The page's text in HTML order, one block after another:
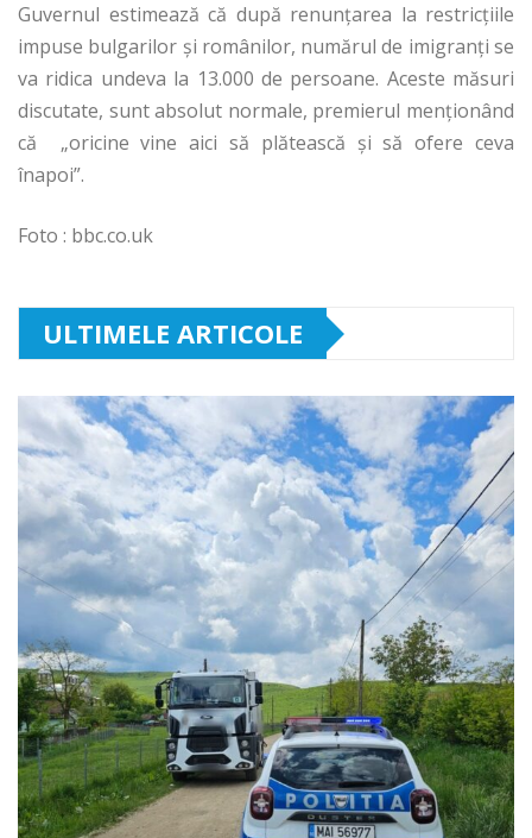
Guvernul estimează că după renunțarea la restricțiile
impuse bulgarilor și românilor, numărul de imigranți se
va ridica undeva la 13.000 de persoane. Aceste măsuri
discutate, sunt absolut normale, premierul menționând
că
„oricine vine aici să plătească şi să ofere ceva
înapoi”.
Foto : bbc.co.uk
ULTIMELE ARTICOLE